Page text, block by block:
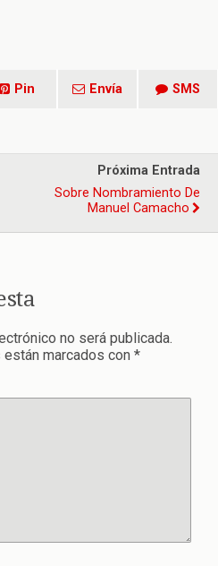
Pin Envía SMS
Próxima Entrada
Sobre Nombramiento De
Manuel Camacho
no será publicada.
marcados con *